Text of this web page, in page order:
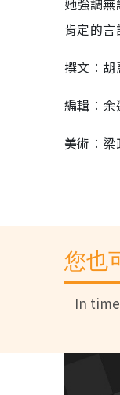
她強調
肯定的
撰文︰胡
編輯︰余
美術︰梁
您也
In time